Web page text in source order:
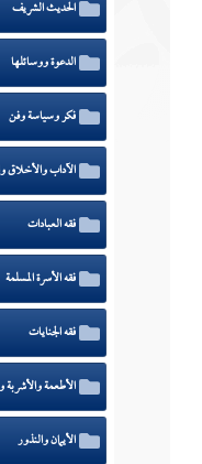
الحديث الشريف
الدعوة ووسائلها
فكر وسياسة وفن
الآداب والأخلاق
فقه العبادات
فقه الأسرة المسلمة
فقه الجنايات
الأطعمة والأشربة
الأيمان والنذور